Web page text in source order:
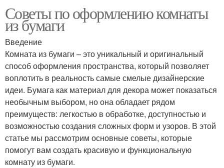
Советы по оформлению комнаты
из бумаги
Введение
Комната из бумаги – это уникальный и оригинальный
способ оформления пространства, который позволяет
воплотить в реальность самые смелые дизайнерские
идеи. Бумага как материал для декора может показаться
необычным выбором, но она обладает рядом
преимуществ: легкостью в обработке, доступностью и
возможностью создания сложных форм и узоров. В этой
статье мы рассмотрим основные советы, которые
помогут вам создать красивую и функциональную
комнату из бумаги.